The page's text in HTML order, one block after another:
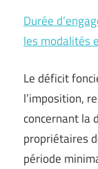
Durée
les modalités
Le déficit
l’imposition,
concernant la
propriétaires
période